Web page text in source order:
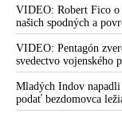
VIDEO: Robert Fico o
našich spodných a
systémy, ak si
invázie afrických
Vladimírom
o klamstvách
VIDEO: Pentagón
svedectvo vojenského
ktorý v roku 2002
Michaela Sallu piata
zásadné a tému UFO
Mladých Indov
podať bezdomovca